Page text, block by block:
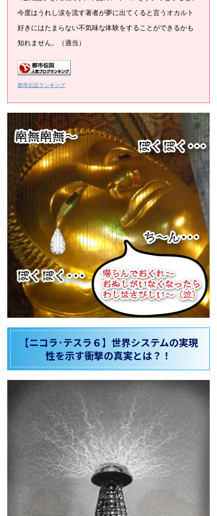
今度はうれし涙を流す著者が夢に出てくると言うオカルト
好きにはたまらない不気味な体験をすることができるかも
知れません。（適当）
都市伝説ランキング
【ニコラ･テスラ６】世界システムの実現
性を示す衝撃の真実とは？！